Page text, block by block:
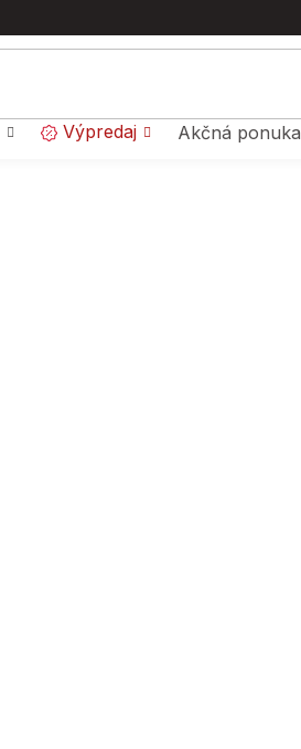
Výpredaj Akčná ponuka